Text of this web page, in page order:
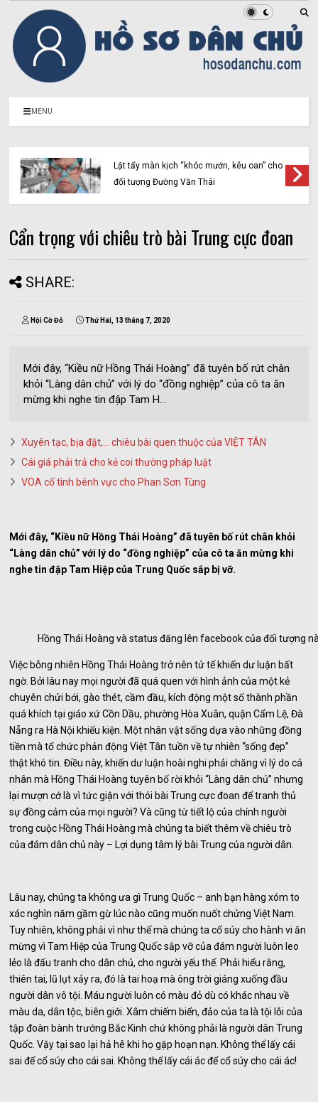
MENU
Lật tẩy màn kịch “khóc mướn, kêu oan” cho
đối tượng Đường Văn Thái
Cẩn trọng với chiêu trò bài Trung cực đoan
SHARE:
Hội Cờ Đỏ Thứ Hai, 13 tháng 7, 2020
Mới đây, “Kiều nữ Hồng Thái Hoàng” đã tuyên bố rút chân
khỏi “Làng dân chủ” với lý do “đồng nghiệp” của cô ta ăn
mừng khi nghe tin đập Tam H...
Xuyên tạc, bịa đặt,… chiêu bài quen thuộc của VIỆT TÂN
Cái giá phải trả cho kẻ coi thường pháp luật
VOA cố tình bênh vực cho Phan Sơn Tùng
Mới đây, “Kiều nữ Hồng Thái Hoàng” đã tuyên bố rút chân khỏi
“Làng dân chủ” với lý do “đồng nghiệp” của cô ta ăn mừng khi
nghe tin đập Tam Hiệp của Trung Quốc sắp bị vỡ.
Hồng Thái Hoàng và status đăng lên facebook của đối tượng
Việc bỗng nhiên Hồng Thái Hoàng trở nên tử tế khiến dư luận bất
ngờ. Bởi lâu nay mọi người đã quá quen với hình ảnh của một kẻ
chuyên chửi bới, gào thét, cầm đầu, kích động một số thành phần
quá khích tại giáo xứ Cồn Dầu, phường Hòa Xuân, quận Cẩm Lệ, Đà
Nẵng ra Hà Nội khiếu kiện. Một nhân vật sống dựa vào những đồng
tiền mà tổ chức phản động Việt Tân tuồn về tự nhiên “sống đẹp”
thật khó tin. Điều này, khiến dư luận hoài nghi phải chăng vì lý do cá
nhân mà Hồng Thái Hoàng tuyên bố rời khỏi “Làng dân chủ” nhưng
lại mượn cớ là vì tức giận với thói bài Trung cực đoan để tranh thủ
sự đồng cảm của mọi người? Và cũng từ tiết lộ của chính người
trong cuộc Hồng Thái Hoàng mà chúng ta biết thêm về chiêu trò
của đám dân chủ này – Lợi dụng tâm lý bài Trung của người dân.
Lâu nay, chúng ta không ưa gì Trung Quốc – anh bạn hàng xóm to
xác nghìn năm gầm gừ lúc nào cũng muốn nuốt chửng Việt Nam.
Tuy nhiên, không phải vì như thế mà chúng ta cổ súy cho hành vi ăn
mừng vì Tam Hiệp của Trung Quốc sắp vỡ của đám người luôn leo
lẻo là đấu tranh cho dân chủ, cho người yếu thế. Phải hiểu rằng,
thiên tai, lũ lụt xảy ra, đó là tai hoạ mà ông trời giáng xuống đầu
người dân vô tội. Máu người luôn có màu đỏ dù có khác nhau về
màu da, dân tộc, biên giới. Xâm chiếm biển, đảo của ta là tội lỗi của
tập đoàn bành trướng Bắc Kinh chứ không phải là người dân Trung
Quốc. Vậy tại sao lại hả hê khi họ gặp hoạn nạn. Không thể lấy cái
sai để cổ súy cho cái sai. Không thể lấy cái ác để cổ súy cho cái ác!